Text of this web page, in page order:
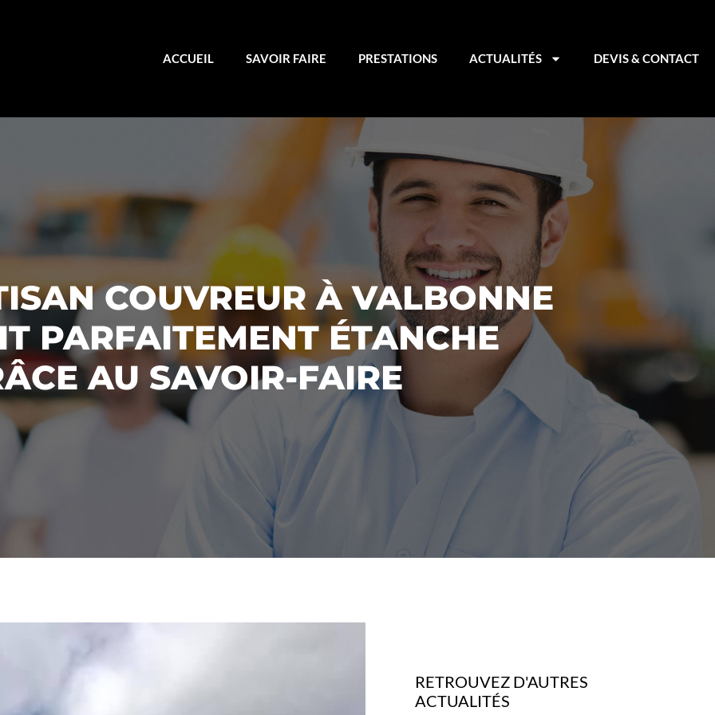
ACCUEIL SAVOIR FAIRE PRESTATIONS ACTUALITÉS DEVIS & CONTACT
COUVREUR À VALBONNE
PARFAITEMENT ÉTANCHE
AU SAVOIR-FAIRE
RETROUVEZ D'AUTRES
ACTUALITÉS